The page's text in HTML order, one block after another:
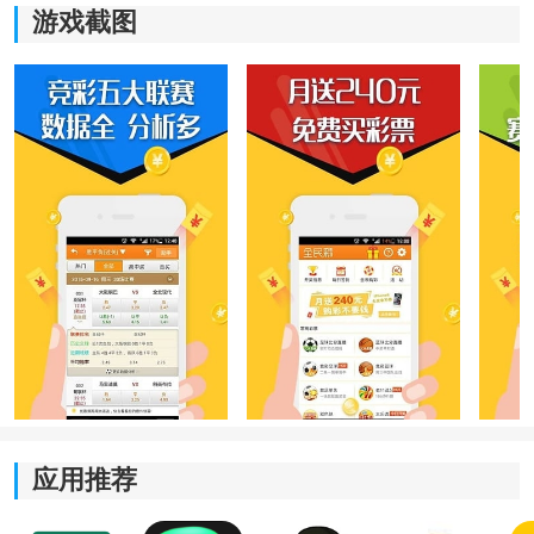
热门版本推荐：
局王app经典解梦-局王app正版-局王七星排五局王-点击
进入
使用方法
1、完成安装后进入首页：
首次打开软件即可看到近期更新的数据内容以及热门查
游戏截图
应用推荐